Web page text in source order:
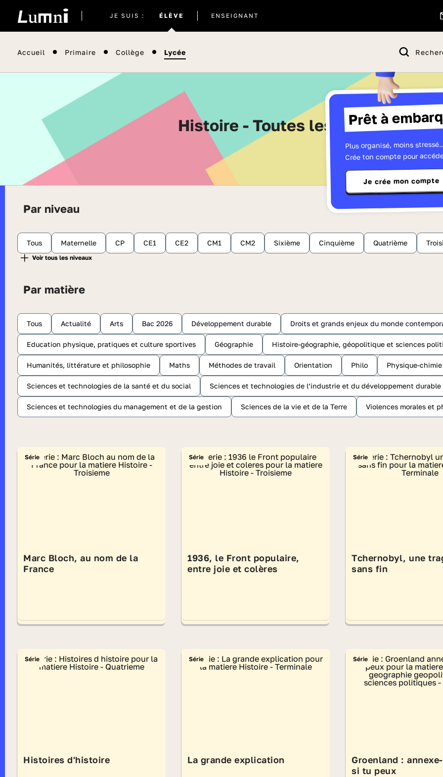
JE SUIS : ÉLÈVE
actuel
ENSEIGNANT
Accueil Primaire Collège Lycée
Prêt à
Plus organisé, moins
Crée ton compte pour
Je crée mon compte
Histoire - Toutes les séries de
Par niveau
Tous Maternelle CP CE1 CE2 CM1 CM2 Sixième Cinquième Quatrième
Par matière
Tous Actualité Arts Bac 2026 Développement durable Droits et grands enjeux du monde
Education physique, pratiques et culture sportives Géographie Histoire-géographie, géopolitique et sciences
Humanités, littérature et philosophie Maths Méthodes de travail Orientation Philo Physique-chimie
Sciences et technologies de la santé et du social Sciences et technologies de l’industrie et du développement durable
Sciences et technologies du management et de la gestion Sciences de la vie et de la Terre Violences morales et
Série
Marc Bloch, au nom de la
France
Série
1936, le Front populaire,
entre joie et colères
Série
Tchernobyl, une
sans fin
Série
Histoires d'histoire
Série
La grande explication
Série
Groenland :
si tu peux